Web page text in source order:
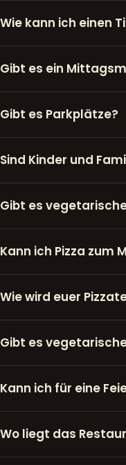
Wie kann ich einen
Gibt es ein
Gibt es Parkplätze?
Sind Kinder und
Gibt es
Kann ich Pizza zum
Wie wird euer
Gibt es
Kann ich für eine
Wo liegt das